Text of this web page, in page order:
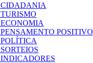
CIDADANIA
TURISMO
ECONOMIA
PENSAMENTO POSITIVO
POLÍTICA
SORTEIOS
INDICADORES